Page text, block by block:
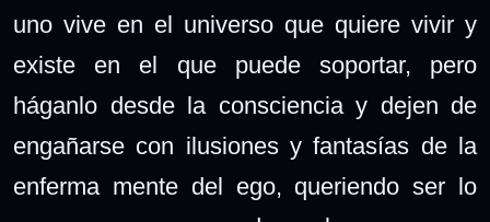
uno vive en el universo que quiere vivir y
existe en el que puede soportar, pero
háganlo desde la consciencia y dejen de
engañarse con ilusiones y fantasías de la
enferma mente del ego, queriendo ser lo